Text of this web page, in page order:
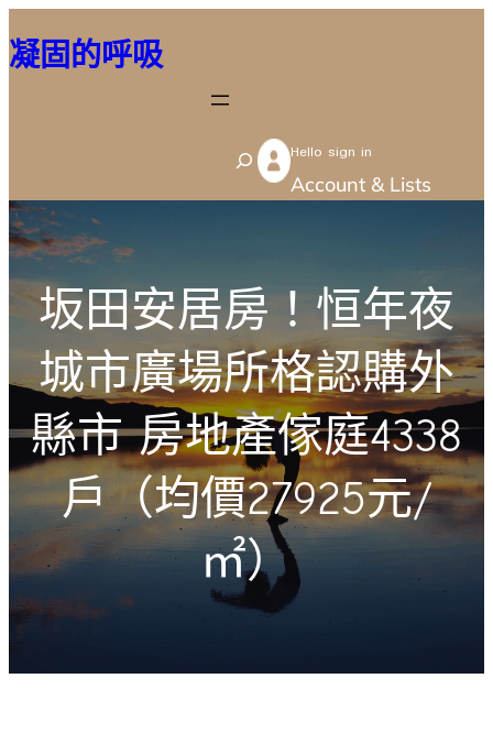
至
容
凝固的呼吸
S
e
c
h
Hello sign in
Account & Lists
坂田安居房！恒年夜
城市廣場所格認購外
縣市 房地產傢庭4338
戶（均價27925元/
㎡）